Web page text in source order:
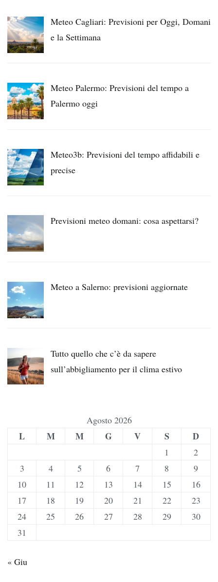
Meteo Cagliari: Previsioni per Oggi, Domani
e la Settimana
Meteo Palermo: Previsioni del tempo a
Palermo oggi
Meteo3b: Previsioni del tempo affidabili e
precise
Previsioni meteo domani: cosa aspettarsi?
Meteo a Salerno: previsioni aggiornate
Tutto quello che c’è da sapere
sull’abbigliamento per il clima estivo
Agosto 2026
L M M G V S D
1
2
3
4 5 6 7 8
9
10
11 12 13 14 15
16
17
18 19 20 21 22
23
24
25 26 27 28 29
30
31
« Giu